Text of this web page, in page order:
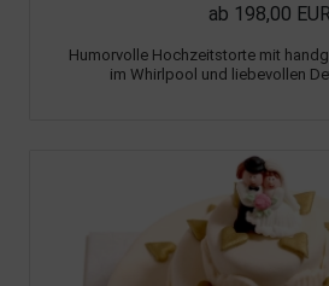
ab 198,00
Humorvolle Hochzeitstorte mit
im Whirlpool und liebevollen